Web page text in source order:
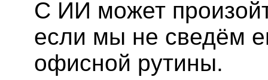
С ИИ может
если мы не сведём
офисной рутины.